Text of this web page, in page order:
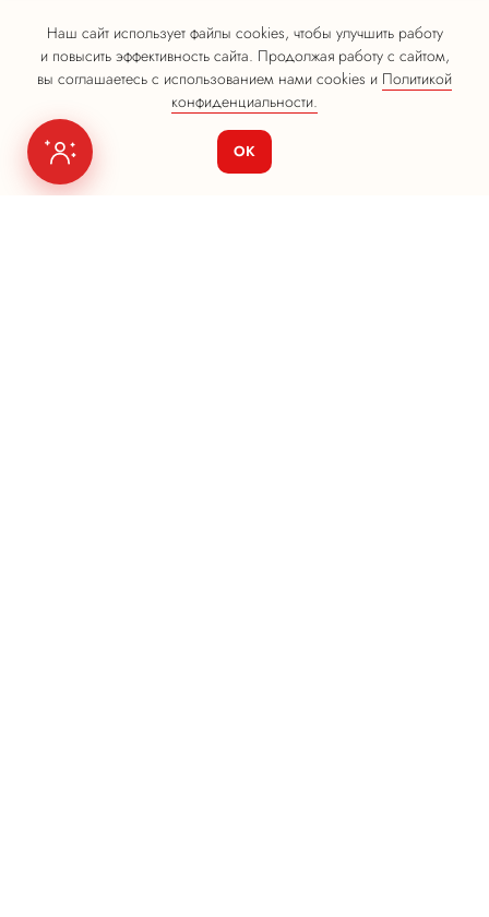
Наш сайт использует файлы cookies, чтобы улучшить работу
и повысить эффективность сайта. Продолжая работу с сайтом,
вы соглашаетесь с использованием нами cookies и Политикой
конфиденциальности.
ОК